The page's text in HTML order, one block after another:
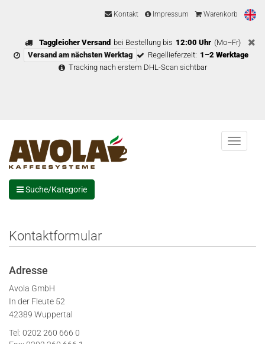
Kontakt Impressum Warenkorb
Taggleicher Versand bei Bestellung bis 12:00 Uhr (Mo–Fr)
Versand am nächsten Werktag
Regellieferzeit: 1–2 Werktage
Tracking nach erstem DHL-Scan sichtbar
Menu
Suche/Kategorie
Kontaktformular
Adresse
Avola GmbH
In der Fleute 52
42389 Wuppertal
Tel: 0202 260 666 0